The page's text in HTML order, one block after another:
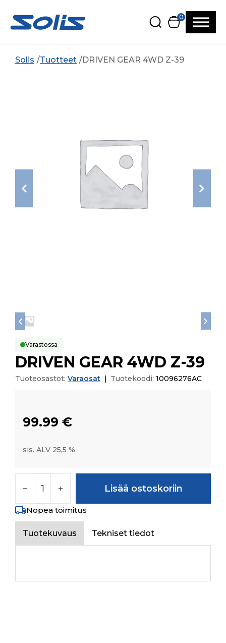
0
Solis Tuotteet DRIVEN GEAR 4WD Z-39
Varastossa
DRIVEN GEAR 4WD Z-39
Tuoteosastot: Varaosat Tuotekoodi: 10096276AC
99.99 €
sis. ALV 25,5 %
Lisää ostoskoriin
Nopea toimitus
Tuotekuvaus Tekniset tiedot